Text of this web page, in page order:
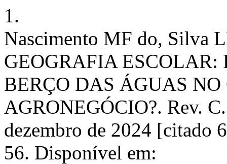
1.
Nascimento MF do, Silva
GEOGRAFIA
BERÇO DAS ÁGUAS
AGRONEGÓCIO?. Rev.
dezembro de 2024 [citado
56. Disponível em: